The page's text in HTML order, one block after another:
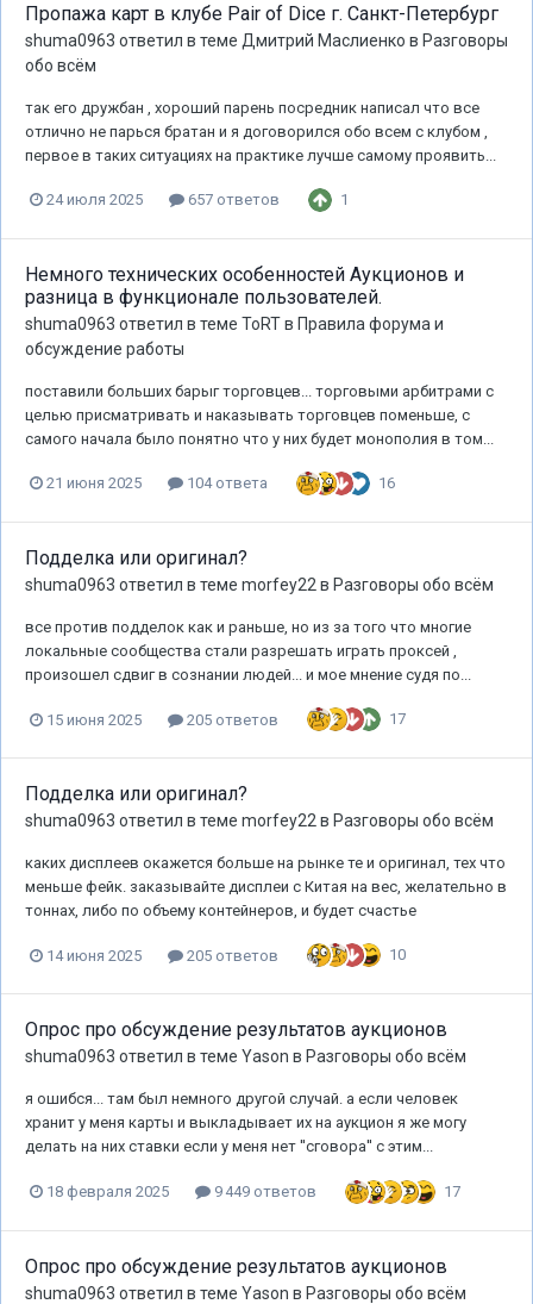
Пропажа карт в клубе Pair of Dice г. Санкт-Петербург
shuma0963 ответил в теме Дмитрий Маслиенко в Разговоры
обо всём
так его дружбан , хороший парень посредник написал что все
отлично не парься братан и я договорился обо всем с клубом ,
первое в таких ситуациях на практике лучше самому проявить...
24 июля 2025 657 ответов 1
Немного технических особенностей Аукционов и
разница в функционале пользователей.
shuma0963 ответил в теме ToRTв Правила форума и
обсуждение работы
поставили больших барыг торговцев... торговыми арбитрами с
целью присматривать и наказывать торговцев поменьше, с
самого начала было понятно что у них будет монополия в том...
21 июня 2025 104 ответа 16
Подделка или оригинал?
shuma0963 ответил в теме morfey22 в Разговоры обо всём
все против подделок как и раньше, но из за того что многие
локальные сообщества стали разрешать играть проксей ,
произошел сдвиг в сознании людей... и мое мнение судя по...
15 июня 2025 205 ответов 17
Подделка или оригинал?
shuma0963 ответил в теме morfey22в Разговоры обо всём
каких дисплеев окажется больше на рынке те и оригинал, тех что
меньше фейк. заказывайте дисплеи с Китая на вес, желательно в
тоннах, либо по объему контейнеров, и будет счастье
14 июня 2025 205 ответов 10
Опрос про обсуждение результатов аукционов
shuma0963 ответил в теме Yason в Разговоры обо всём
я ошибся... там был немного другой случай. а если человек
хранит у меня карты и выкладывает их на аукцион я же могу
делать на них ставки если у меня нет ''сговора'' с этим...
18 февраля 2025 9 449 ответов 17
Опрос про обсуждение результатов аукционов
shuma0963 ответил в теме Yason в Разговоры обо всём